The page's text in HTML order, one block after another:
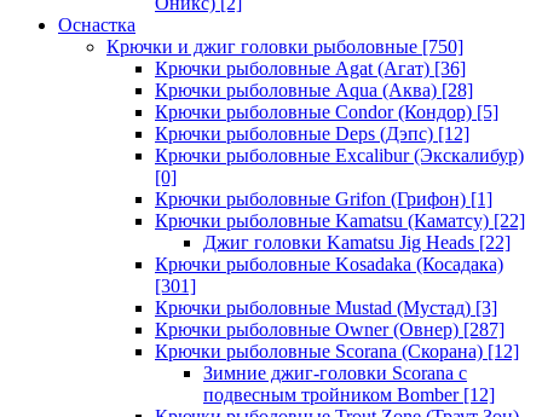
Оснастка
Крючки и джиг головки рыболовные [750]
Крючки рыболовные Agat (Агат) [36]
Крючки рыболовные Aqua (Аква) [28]
Крючки рыболовные Condor (Кондор) [5]
Крючки рыболовные Deps (Дэпс) [12]
Крючки рыболовные Excalibur (Экскалибур)
[0]
Крючки рыболовные Grifon (Грифон) [1]
Крючки рыболовные Kamatsu (Каматсу) [22]
Джиг головки Kamatsu Jig Heads [22]
Крючки рыболовные Kosadaka (Косадака)
[301]
Крючки рыболовные Mustad (Мустад) [3]
Крючки рыболовные Owner (Овнер) [287]
Крючки рыболовные Scorana (Скорана) [12]
Зимние джиг-головки Scorana с
подвесным тройником Bomber[12]